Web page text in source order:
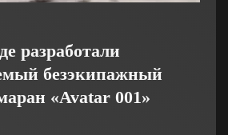
разработали
безэкипажный
«Avatar 001»